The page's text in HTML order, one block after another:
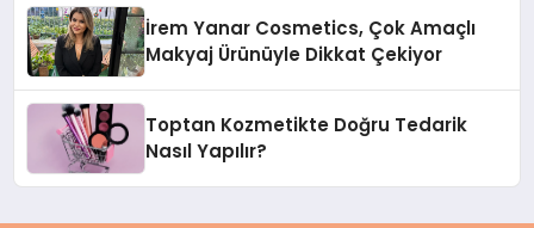
İrem Yanar Cosmetics, Çok Amaçlı
Makyaj Ürünüyle Dikkat Çekiyor
Toptan Kozmetikte Doğru Tedarik
Nasıl Yapılır?